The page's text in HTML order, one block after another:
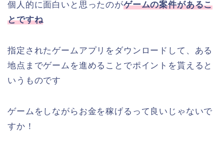
個人的に面白いと思ったのがゲームの案件があるこ
とですね
指定されたゲームアプリをダウンロードして、ある
地点までゲームを進めることでポイントを貰えると
いうものです
ゲームをしながらお金を稼げるって良いじゃないで
すか！